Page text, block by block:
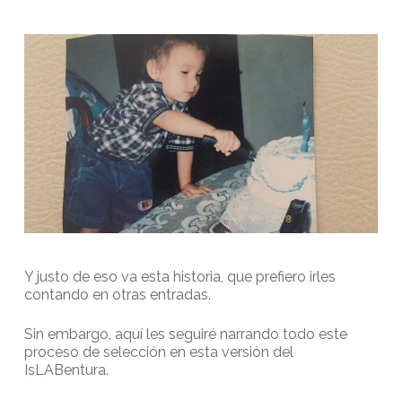
Y justo de eso va esta historia, que prefiero irles
contando en otras entradas.
Sin embargo, aquí les seguiré narrando todo este
proceso de selección en esta versión del
IsLABentura.